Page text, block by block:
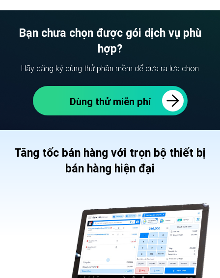
Bạn chưa chọn được gói dịch vụ phù
hợp?
Hãy đăng ký dùng thử phần mềm để đưa ra lựa chọn
Dùng thử miễn phí
Tăng tốc bán hàng với trọn bộ thiết bị
bán hàng hiện đại